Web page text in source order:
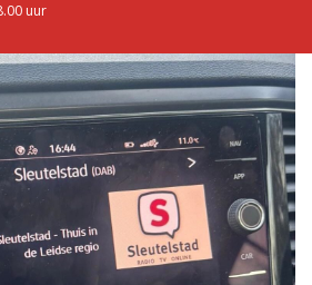
uur
Keanu
uur 1 van 0 Volgend uur